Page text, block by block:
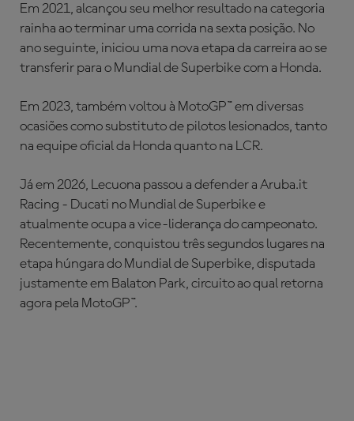
Em 2021, alcançou seu melhor resultado na categoria
rainha ao terminar uma corrida na sexta posição. No
ano seguinte, iniciou uma nova etapa da carreira ao se
transferir para o Mundial de Superbike com a Honda.
Em 2023, também voltou à MotoGP™ em diversas
ocasiões como substituto de pilotos lesionados, tanto
na equipe oficial da Honda quanto na LCR.
Já em 2026, Lecuona passou a defender a Aruba.it
Racing - Ducati no Mundial de Superbike e
atualmente ocupa a vice-liderança do campeonato.
Recentemente, conquistou três segundos lugares na
etapa húngara do Mundial de Superbike, disputada
justamente em Balaton Park, circuito ao qual retorna
agora pela MotoGP™.